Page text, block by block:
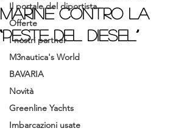
Il portale del diportista
Offerte
I nostri partner
M3nautica's World
BAVARIA
Novità
Greenline Yachts
Imbarcazioni usate
Marine contro la
“peste del diesel”